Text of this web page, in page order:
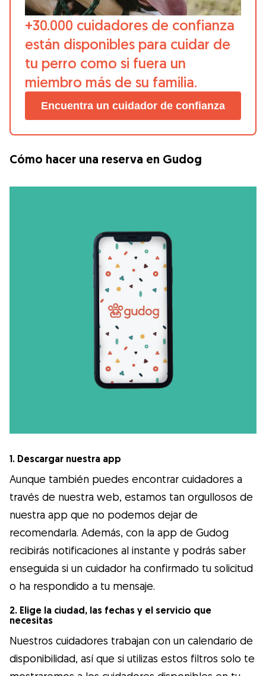
+30.000 cuidadores de confianza
están disponibles para cuidar de
tu perro como si fuera un
miembro más de su familia.
Encuentra un cuidador de confianza
Cómo hacer una reserva en Gudog
1. Descargar nuestra app
Aunque también puedes encontrar cuidadores a
través de nuestra web, estamos tan orgullosos de
nuestra app que no podemos dejar de
recomendarla. Además, con la app de Gudog
recibirás notificaciones al instante y podrás saber
enseguida si un cuidador ha confirmado tu solicitud
o ha respondido a tu mensaje.
2. Elige la ciudad, las fechas y el servicio que
necesitas
Nuestros cuidadores trabajan con un calendario de
disponibilidad, así que si utilizas estos filtros solo te